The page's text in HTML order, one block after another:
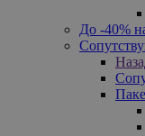
До -40%